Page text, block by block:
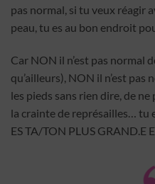
pas normal, si tu veux réagir
peau, tu es au bon endroit
Car NON il n’est pas normal
qu’ailleurs), NON il n’est pas
les pieds sans rien dire, de
la crainte de représailles… tu
ES TA/TON PLUS GRAND.E